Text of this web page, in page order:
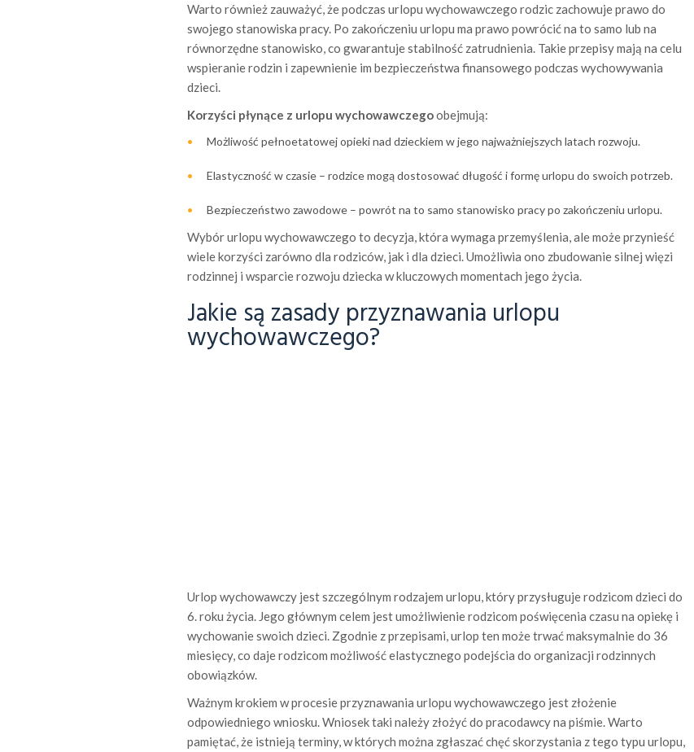
Warto również zauważyć, że podczas urlopu wychowawczego rodzic zachowuje prawo do
swojego stanowiska pracy. Po zakończeniu urlopu ma prawo powrócić na to samo lub na
równorzędne stanowisko, co gwarantuje stabilność zatrudnienia. Takie przepisy mają na celu
wspieranie rodzin i zapewnienie im bezpieczeństwa finansowego podczas wychowywania
dzieci.
Korzyści płynące z urlopu wychowawczegoobejmują:
Możliwość pełnoetatowej opieki nad dzieckiem w jego najważniejszych latach rozwoju.
Elastyczność w czasie – rodzice mogą dostosować długość i formę urlopu do swoich potrzeb.
Bezpieczeństwo zawodowe – powrót na to samo stanowisko pracy po zakończeniu urlopu.
Wybór urlopu wychowawczego to decyzja, która wymaga przemyślenia, ale może przynieść
wiele korzyści zarówno dla rodziców, jak i dla dzieci. Umożliwia ono zbudowanie silnej więzi
rodzinnej i wsparcie rozwoju dziecka w kluczowych momentach jego życia.
Jakie są zasady przyznawania urlopu
wychowawczego?
Urlop wychowawczy jest szczególnym rodzajem urlopu, który przysługuje rodzicom dzieci do
6. roku życia. Jego głównym celem jest umożliwienie rodzicom poświęcenia czasu na opiekę i
wychowanie swoich dzieci. Zgodnie z przepisami, urlop ten może trwać maksymalnie do 36
miesięcy, co daje rodzicom możliwość elastycznego podejścia do organizacji rodzinnych
obowiązków.
Ważnym krokiem w procesie przyznawania urlopu wychowawczego jest złożenie
odpowiedniego wniosku. Wniosek taki należy złożyć do pracodawcy na piśmie. Warto
pamiętać, że istnieją terminy, w których można zgłaszać chęć skorzystania z tego typu urlopu,